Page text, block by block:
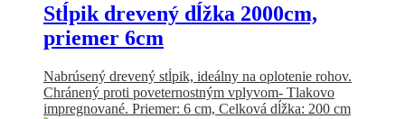
Stĺpik drevený dĺžka 2000cm,
priemer 6cm
Nabrúsený drevený stĺpik, ideálny na oplotenie rohov.
Chránený proti poveternostným vplyvom- Tlakovo
impregnované. Priemer: 6 cm, Celková dĺžka: 200 cm